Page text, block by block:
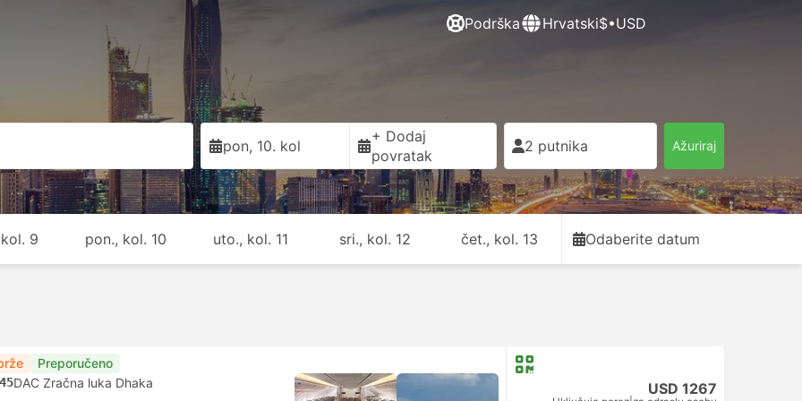
Podrška Hrvatski$•USD
pon, 10. kol
+ Dodaj
povratak
2 putnika Ažuriraj
9 pon., kol. 10 uto., kol. 11 sri., kol. 12 čet., kol. 13 Odaberite datum
Preporučeno
DAC Zračna luka Dhaka USD 1267